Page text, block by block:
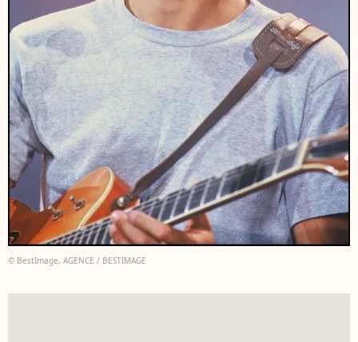
© BestImage, AGENCE / BESTIMAGE